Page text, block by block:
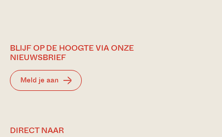
BLIJF OP DE HOOGTE VIA ONZE
NIEUWSBRIEF
Meld je aan
DIRECT NAAR